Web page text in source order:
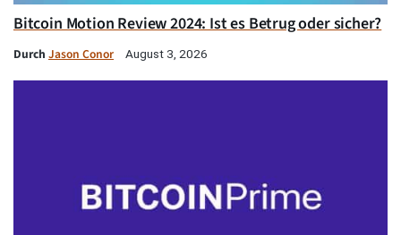
Bitcoin Motion Review 2024: Ist es Betrug oder sicher?
Durch Jason Conor August 3, 2026